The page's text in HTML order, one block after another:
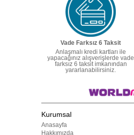
Vade Farksız 6 Taksit
Anlaşmalı kredi kartları ile
yapacağınız alışverişlerde vade
farksız 6 taksit imkanından
yararlanabilirsiniz.
Kurumsal
Anasayfa
Hakkımızda